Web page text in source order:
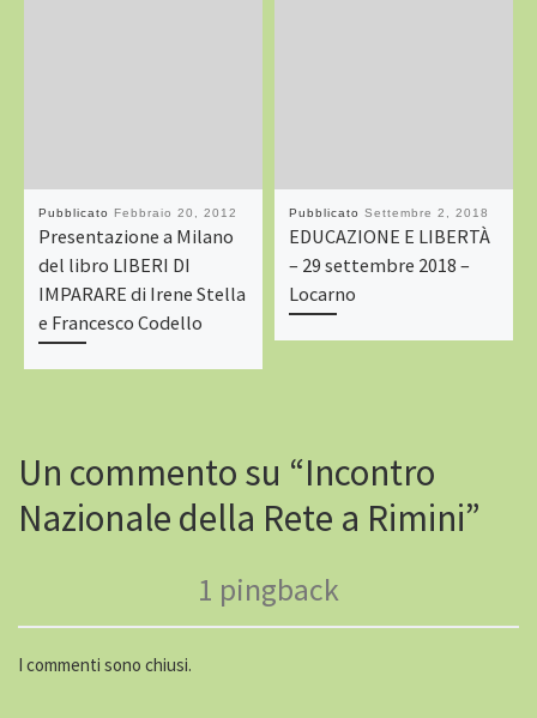
Pubblicato Febbraio 20, 2012
Presentazione a Milano
del libro LIBERI DI
IMPARARE di Irene Stella
e Francesco Codello
Pubblicato Settembre 2, 2018
EDUCAZIONE E LIBERTÀ
– 29 settembre 2018 –
Locarno
Un commento su “Incontro
Nazionale della Rete a Rimini”
1 pingback
I commenti sono chiusi.